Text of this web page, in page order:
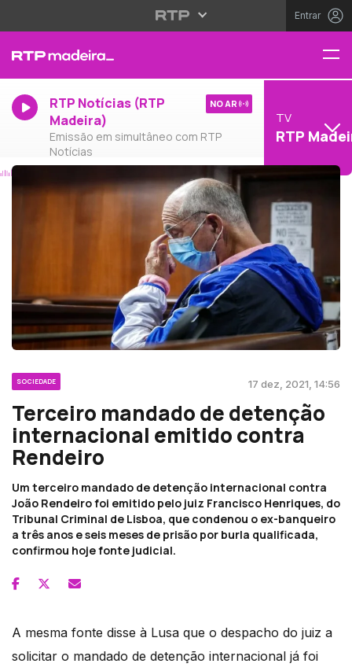
Entrar
RTP Notícias (RTP
Madeira)
Emissão em simultâneo com RTP
Notícias
NO AR
TV
RTP
SOCIEDADE 17 dez, 2021, 14:56
Terceiro mandado de detenção
internacional emitido contra
Rendeiro
Um terceiro mandado de detenção internacional contra
João Rendeiro foi emitido pelo juiz Francisco Henriques, do
Tribunal Criminal de Lisboa, que condenou o ex-banqueiro
a três anos e seis meses de prisão por burla qualificada,
confirmou hoje fonte judicial.
A mesma fonte disse à Lusa que o despacho do juiz a
solicitar o mandado de detenção internacional já foi